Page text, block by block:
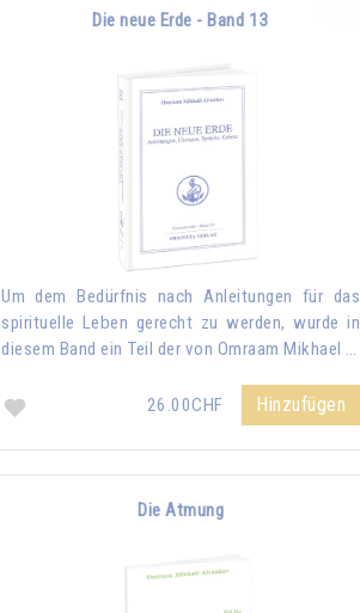
Die neue Erde - Band 13
Um dem Bedürfnis nach Anleitungen für das
spirituelle Leben gerecht zu werden, wurde in
diesem Band ein Teil der von Omraam Mikhael …
26.00CHF Hinzufügen
Die Atmung